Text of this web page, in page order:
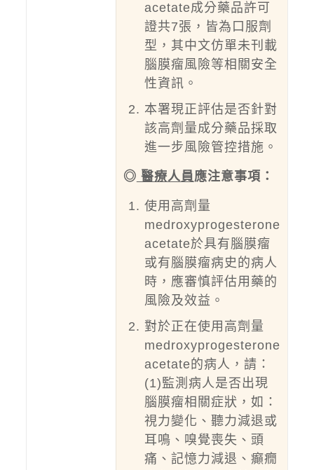
acetate成分藥品許可
證共7張，皆為口服劑
型，其中文仿單未刊載
腦膜瘤風險等相關安全
性資訊。
本署現正評估是否針對
該高劑量成分藥品採取
進一步風險管控措施。
◎ 醫療人員應注意事項：
使用高劑量
medroxyprogesterone
acetate於具有腦膜瘤
或有腦膜瘤病史的病人
時，應審慎評估用藥的
風險及效益。
對於正在使用高劑量
medroxyprogesterone
acetate的病人，請：
(1)監測病人是否出現
腦膜瘤相關症狀，如：
視力變化、聽力減退或
耳鳴、嗅覺喪失、頭
痛、記憶力減退、癲癇